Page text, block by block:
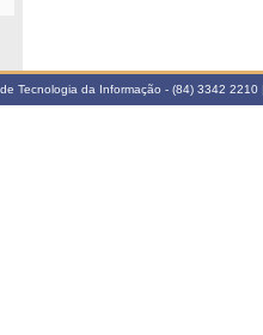
Tecnologia da Informação - (84) 3342